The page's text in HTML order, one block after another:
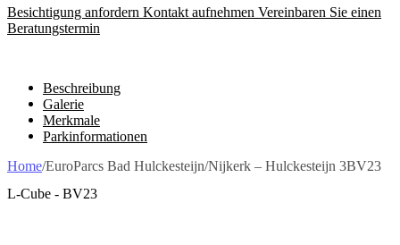
Besichtigung anfordern Kontakt aufnehmen Vereinbaren Sie einen
Beratungstermin
Beschreibung
Galerie
Merkmale
Parkinformationen
Home/EuroParcs Bad Hulckesteijn/Nijkerk – Hulckesteijn 3BV23
L-Cube - BV23